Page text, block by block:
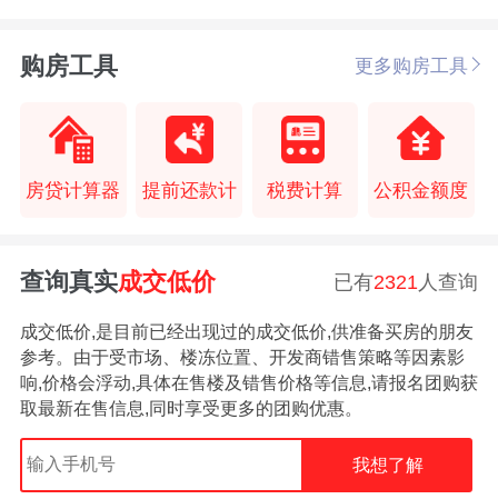
购房工具 更多购房工具
房贷计算器 提前还款计 税费计算 公积金额度
查询真实成交低价 已有2321人查询
成交低价,是目前已经出现过的成交低价,供准备买房的朋友
参考。由于受市场、楼冻位置、开发商错售策略等因素影
响,价格会浮动,具体在售楼及错售价格等信息,请报名团购获
取最新在售信息,同时享受更多的团购优惠。
我想了解